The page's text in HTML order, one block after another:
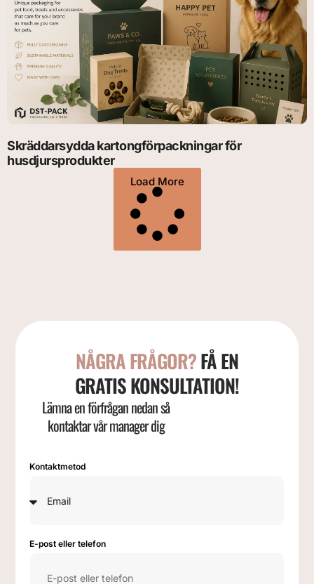
Skräddarsydda kartongförpackningar för
husdjursprodukter
Load More
NÅGRA FRÅGOR?FÅ EN
GRATIS KONSULTATION!
Lämna en förfrågan nedan så
kontaktar vår manager dig
Kontaktmetod
E-post eller telefon